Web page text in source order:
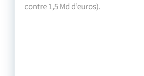
contre 1,5 Md d’euros).